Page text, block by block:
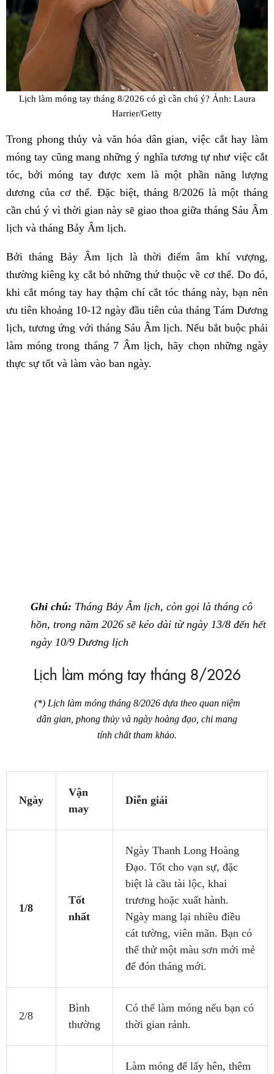
Lịch làm móng tay tháng 8/2026 có gì cần chú ý? Ảnh: Laura
Harrier/Getty
Trong phong thủy và văn hóa dân gian, việc cắt hay làm
móng tay cũng mang những ý nghĩa tương tự như việc cắt
tóc, bởi móng tay được xem là một phần năng lượng
dương của cơ thể. Đặc biệt, tháng 8/2026 là một tháng
cần chú ý vì thời gian này sẽ giao thoa giữa tháng Sáu Âm
lịch và tháng Bảy Âm lịch.
Bởi tháng Bảy Âm lịch là thời điểm âm khí vượng,
thường kiêng kỵ cắt bỏ những thứ thuộc về cơ thể. Do đó,
khi cắt móng tay hay thậm chí cắt tóc tháng này, bạn nên
ưu tiên khoảng 10-12 ngày đầu tiên của tháng Tám Dương
lịch, tương ứng với tháng Sáu Âm lịch. Nếu bắt buộc phải
làm móng trong tháng 7 Âm lịch, hãy chọn những ngày
thực sự tốt và làm vào ban ngày.
Ghi chú: Tháng Bảy Âm lịch, còn gọi là tháng cô
hồn, trong năm 2026 sẽ kéo dài từ ngày 13/8 đến hết
ngày 10/9 Dương lịch
Lịch làm móng tay tháng 8/2026
(*) Lịch làm móng tháng 8/2026 dựa theo quan niệm
dân gian, phong thủy và ngày hoàng đạo, chỉ mang
tính chất tham khảo.
Ngày
Vận
may
Diễn giải
1/8
Tốt
nhất
Ngày Thanh Long Hoàng
Đạo. Tốt cho vạn sự, đặc
biệt là cầu tài lộc, khai
trương hoặc xuất hành.
Ngày mang lại nhiều điều
cát tường, viên mãn. Bạn có
thể thử một màu sơn mới mẻ
để đón tháng mới.
2/8
Bình
thường
Có thể làm móng nếu bạn có
thời gian rảnh.
Làm móng để lấy hên, thêm